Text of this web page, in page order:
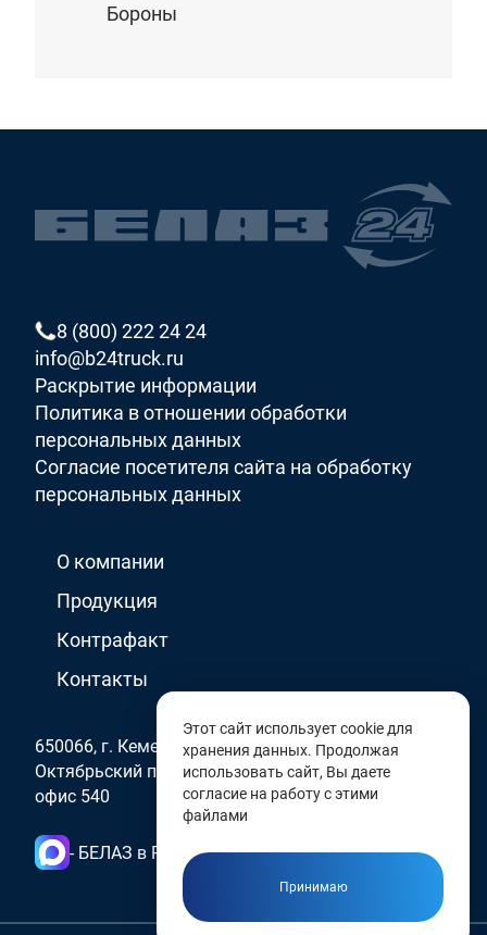
Бороны
8 (800) 222 24 24
info@b24truck.ru
Раскрытие информации
Политика в отношении обработки
персональных данных
Согласие посетителя сайта на обработку
персональных данных
О компании
Продукция
Контрафакт
Контакты
650066, г. Кемерово
Октябрьский проспект, д. 2 Б
офис 540
- БЕЛАЗ в России
Этот сайт использует cookie для
хранения данных. Продолжая
использовать сайт, Вы даете
согласие на работу с этими
файлами
Принимаю